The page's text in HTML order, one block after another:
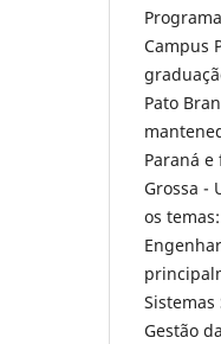
Campus
Pato
Paraná
Grossa -
os
Sistemas
Gestão